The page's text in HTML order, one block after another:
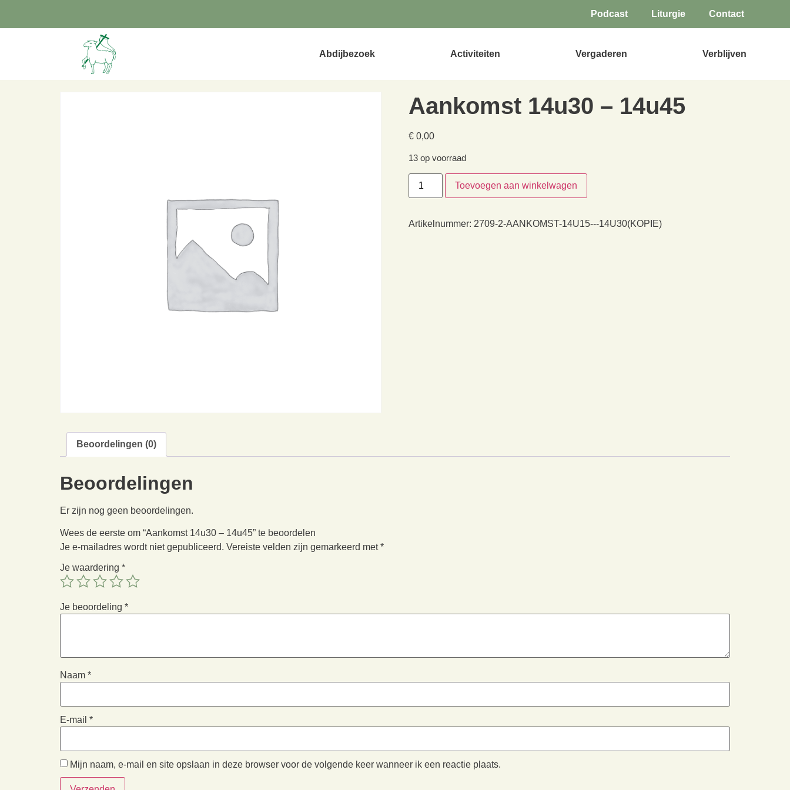
Podcast Liturgie Contact
Abdijbezoek Activiteiten Vergaderen Verblijven
/ Aankomst 14u30 – 14u45
Aankomst 14u30 – 14u45
€0,00
13 op voorraad
Toevoegen aan winkelwagen
Artikelnummer: 2709-2-AANKOMST-14U15---14U30(KOPIE)
Beoordelingen (0)
Beoordelingen
Er zijn nog geen beoordelingen.
Wees de eerste om “Aankomst 14u30 – 14u45” te beoordelen
Je e-mailadres wordt niet gepubliceerd. Vereiste velden zijn gemarkeerd met*
Je waardering *
Je beoordeling *
Naam *
E-mail *
Mijn naam, e-mail en site opslaan in deze browser voor de volgende keer wanneer ik een reactie plaats.